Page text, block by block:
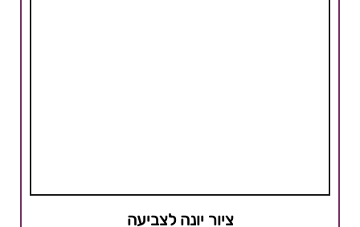
ציור יונה לצביעה